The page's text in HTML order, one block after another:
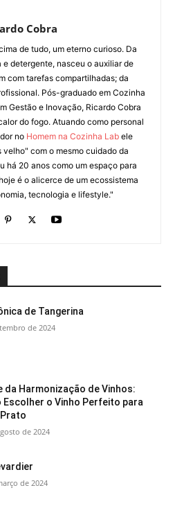
Cobra
de tudo, um eterno curioso. Da
detergente, nasceu o auxiliar de
com tarefas compartilhadas; da
Pós-graduado em Cozinha
Gestão e Inovação, Ricardo Cobra
do fogo. Atuando como personal
no Homem na Cozinha Labele
velho" com o mesmo cuidado da
há 20 anos como um espaço para
é o alicerce de um ecossistema
tecnologia e lifestyle."
de Tangerina
de 2024
da Harmonização de Vinhos:
Escolher o Vinho Perfeito para
de 2024
de 2024